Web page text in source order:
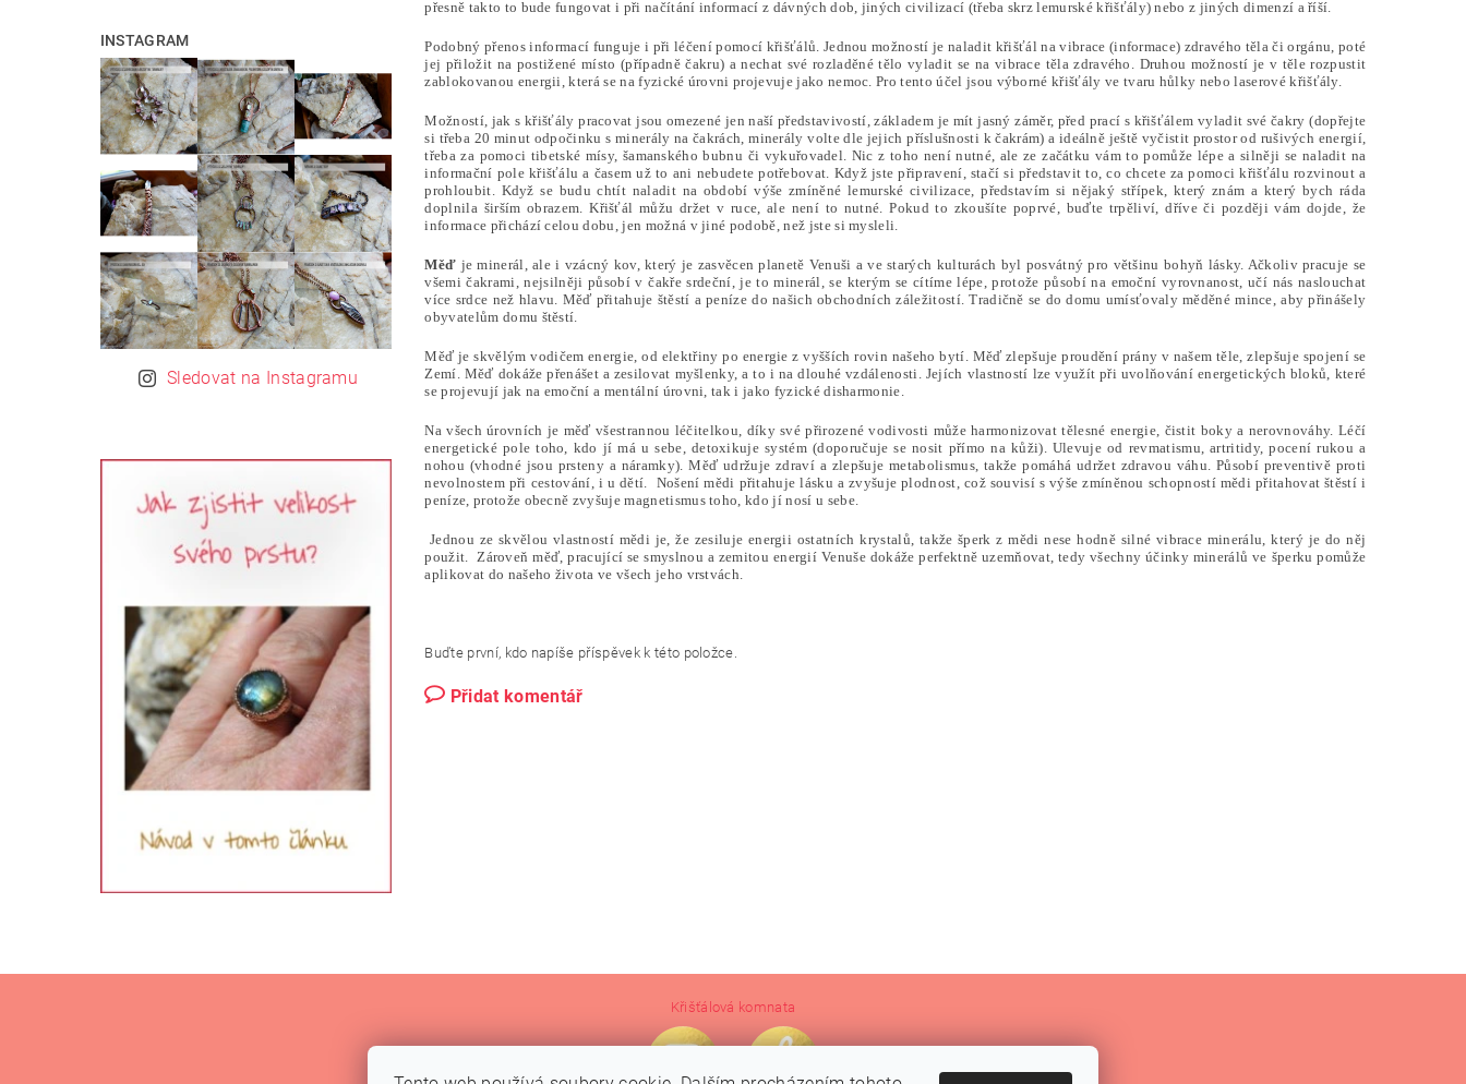
INSTAGRAM
Sledovat na Instagramu
přesně takto to bude fungovat i při načítání informací z dávných dob, jiných civilizací (třeba skrz lemurské křišťály) nebo z jiných dimenzí a říší.
Podobný přenos informací funguje i při léčení pomocí křišťálů. Jednou možností je naladit křišťál na vibrace (informace) zdravého těla či orgánu, poté
jej přiložit na postižené místo (případně čakru) a nechat své rozladěné tělo vyladit se na vibrace těla zdravého. Druhou možností je v těle rozpustit
zablokovanou energii, která se na fyzické úrovni projevuje jako nemoc. Pro tento účel jsou výborné křišťály ve tvaru hůlky nebo laserové křišťály.
Možností, jak s křišťály pracovat jsou omezené jen naší představivostí, základem je mít jasný záměr, před prací s křišťálem vyladit své čakry (dopřejte
si třeba 20 minut odpočinku s minerály na čakrách, minerály volte dle jejich příslušnosti k čakrám) a ideálně ještě vyčistit prostor od rušivých energií,
třeba za pomoci tibetské mísy, šamanského bubnu či vykuřovadel. Nic z toho není nutné, ale ze začátku vám to pomůže lépe a silněji se naladit na
informační pole křišťálu a časem už to ani nebudete potřebovat. Když jste připravení, stačí si představit to, co chcete za pomoci křišťálu rozvinout a
prohloubit. Když se budu chtít naladit na období výše zmíněné lemurské civilizace, představím si nějaký střípek, který znám a který bych ráda
doplnila širším obrazem. Křišťál můžu držet v ruce, ale není to nutné. Pokud to zkoušíte poprvé, buďte trpěliví, dříve či později vám dojde, že
informace přichází celou dobu, jen možná v jiné podobě, než jste si mysleli.
Měď je minerál, ale i vzácný kov, který je zasvěcen planetě Venuši a ve starých kulturách byl posvátný pro většinu bohyň lásky. Ačkoliv pracuje se
všemi čakrami, nejsilněji působí v čakře srdeční, je to minerál, se kterým se cítíme lépe, protože působí na emoční vyrovnanost, učí nás naslouchat
více srdce než hlavu. Měď přitahuje štěstí a peníze do našich obchodních záležitostí. Tradičně se do domu umísťovaly měděné mince, aby přinášely
obyvatelům domu štěstí.
Měď je skvělým vodičem energie, od elektřiny po energie z vyšších rovin našeho bytí. Měď zlepšuje proudění prány v našem těle, zlepšuje spojení se
Zemí. Měď dokáže přenášet a zesilovat myšlenky, a to i na dlouhé vzdálenosti. Jejích vlastností lze využít při uvolňování energetických bloků, které
se projevují jak na emoční a mentální úrovni, tak i jako fyzické disharmonie.
Na všech úrovních je měď všestrannou léčitelkou, díky své přirozené vodivosti může harmonizovat tělesné energie, čistit boky a nerovnováhy. Léčí
energetické pole toho, kdo jí má u sebe, detoxikuje systém (doporučuje se nosit přímo na kůži). Ulevuje od revmatismu, artritidy, pocení rukou a
nohou (vhodné jsou prsteny a náramky). Měď udržuje zdraví a zlepšuje metabolismus, takže pomáhá udržet zdravou váhu. Působí preventivě proti
nevolnostem při cestování, i u dětí. Nošení mědi přitahuje lásku a zvyšuje plodnost, což souvisí s výše zmíněnou schopností mědi přitahovat štěstí i
peníze, protože obecně zvyšuje magnetismus toho, kdo jí nosí u sebe.
Jednou ze skvělou vlastností mědi je, že zesiluje energii ostatních krystalů, takže šperk z mědi nese hodně silné vibrace minerálu, který je do něj
použit. Zároveň měď, pracující se smyslnou a zemitou energií Venuše dokáže perfektně uzemňovat, tedy všechny účinky minerálů ve šperku pomůže
aplikovat do našeho života ve všech jeho vrstvách.
Buďte první, kdo napíše příspěvek k této položce.
Přidat komentář
Křišťálová komnata